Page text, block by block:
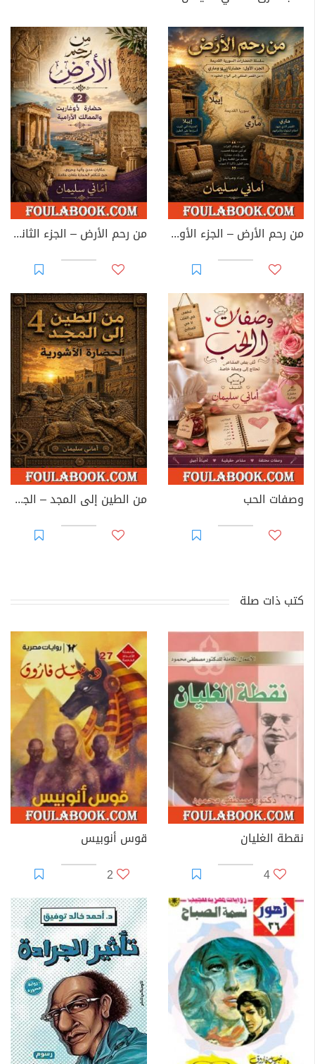
من رحم الأرض – الجزء الأول: إيبلا وماري من رحم الأرض – الجزء الثاني: حضارة أوغاريت والممالك الآرامية
وصفات الحب من الطين إلى المجد – الجزء الرابع: الحضارة الآشورية
كتب ذات صلة
نقطة الغليان
4
قوس أنوبيس
2